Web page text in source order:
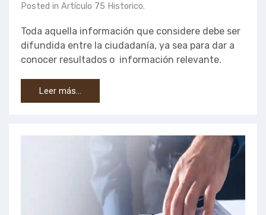
Posted in Artículo 75 Historico.
Toda aquella información que considere debe ser
difundida entre la ciudadanía, ya sea para dar a
conocer resultados o información relevante.
Leer más…